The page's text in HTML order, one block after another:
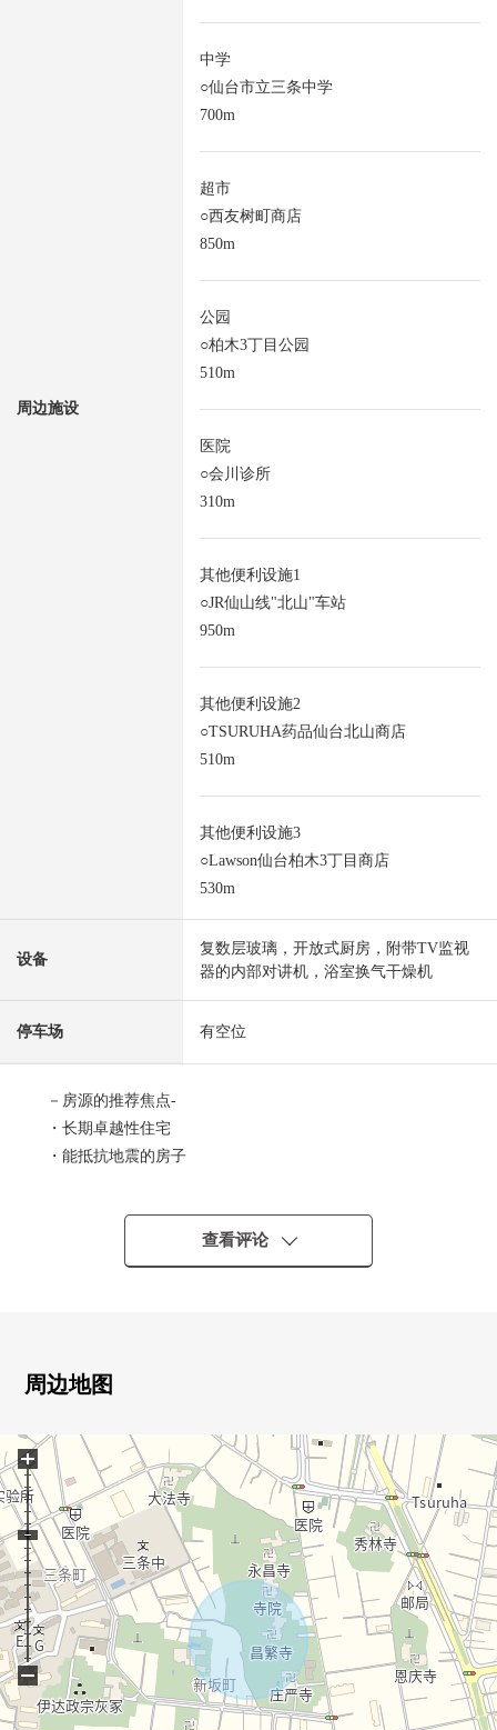
周边施设
中学
○仙台市立三条中学
700m
超市
○西友树町商店
850m
公园
○柏木3丁目公园
510m
医院
○会川诊所
310m
其他便利设施1
○JR仙山线"北山"车站
950m
其他便利设施2
○TSURUHA药品仙台北山商店
510m
其他便利设施3
○Lawson仙台柏木3丁目商店
530m
设备
复数层玻璃，开放式厨房，附带TV监视
器的内部对讲机，浴室换气干燥机
停车场 有空位
－房源的推荐焦点-
・长期卓越性住宅
・能抵抗地震的房子
・高耐力追求高性能的"I.D.S施工方法"
・住宅性能表示W取得(设计+建设)
在～4专业6项目最高等级～
・收纳充实
・容易把打扫换成的全室木地板式样
・采用加上开放感觉和舒适的宽大的2WAY阳台
▼设备
・也便于雨天的洗衣的浴室换气干燥机的
・在绝热性杰出的复数层玻璃
・门口抗热门
▼周边环境
・在步行范围以内生活便利设施大多数
―LIFE信息―
○仙台市立通町小学步行12分钟的约920m
○仙台市立三条中学步行9分钟的约700m
查看评论
周边地图
+
−